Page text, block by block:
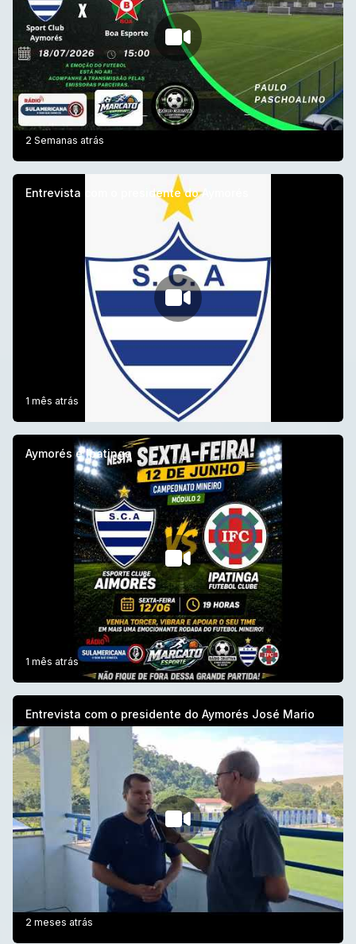
2 Semanas atrás
Entrevista com o presidente do Aymorés
1 mês atrás
Aymorés e Ipatinga
1 mês atrás
Entrevista com o presidente do Aymorés José Mario
2 meses atrás